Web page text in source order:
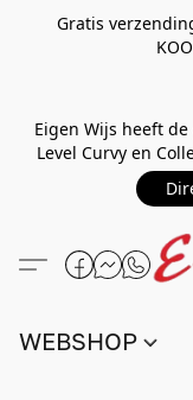
Gratis
Eigen Wijs heeft
Level Curvy en
WEBSHOP